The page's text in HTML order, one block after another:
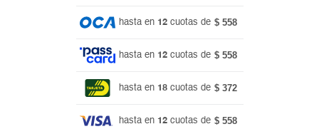
hasta en 12 cuotas de $ 558
hasta en 12 cuotas de $ 558
hasta en 18 cuotas de $ 372
hasta en 12 cuotas de $ 558